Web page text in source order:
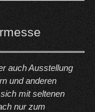
auch Ausstellung
und anderen
mit seltenen
nur zum